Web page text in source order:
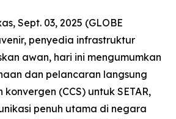
Sept. 03, 2025 (GLOBE
penyedia infrastruktur
awan, hari ini mengumumkan
dan pelancaran langsung
(CCS) untuk SETAR,
penuh utama di negara